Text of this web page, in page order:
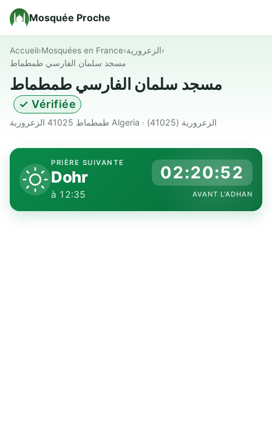
Mosquée Proche
Accueil›Mosquées en France›الزعرورية›
مسجد سلمان الفارسي طمطماط
مسجد سلمان الفارسي طمطماط
✓ Vérifiée
طمطماط 41025 الزعرورية Algeria · الزعرورية (41025)
PRIÈRE SUIVANTE
Dohr
à 12:35
02:20:51
AVANT L'ADHAN